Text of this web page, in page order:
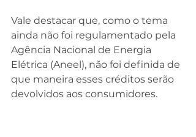
Vale destacar que, como o tema
ainda não foi regulamentado pela
Agência Nacional de Energia
Elétrica (Aneel), não foi definida de
que maneira esses créditos serão
devolvidos aos consumidores.